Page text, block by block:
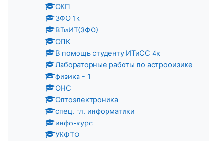
ОКП
ЗФО 1к
ВТиИТ(ЗФО)
ОПК
В помощь студенту ИТиСС 4к
Лабораторные работы по астрофизике
физика - 1
ОНС
Оптоэлектроника
спец. гл. информатики
инфо-курс
УКФТФ